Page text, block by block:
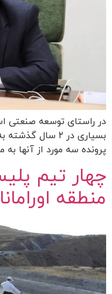
در راستای توسعه صنعتی
بسیاری در ۲ سال
پرونده سه مورد از آنها
چهار تیم
منطقه